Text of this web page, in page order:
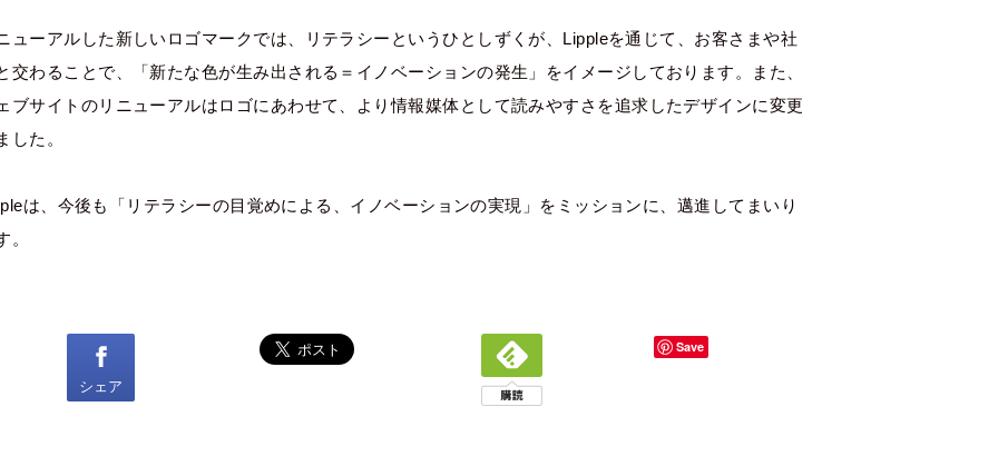
ューアルした新しいロゴマークでは、リテラシーというひとしずくが、Lippleを通じて、お客さまや社
交わることで、「新たな色が生み出される＝イノベーションの発生」をイメージしております。また、
ブサイトのリニューアルはロゴにあわせて、より情報媒体として読みやすさを追求したデザインに変更
した。
は、今後も「リテラシーの目覚めによる、イノベーションの実現」をミッションに、邁進してまいり
。
シェア
Save